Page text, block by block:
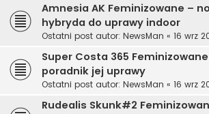
Amnesia AK Feminizowane –
hybryda do uprawy indoor
Ostatni post autor: NewsMan « 16 wrz
Super Costa 365
poradnik jej uprawy
Ostatni post autor: NewsMan « 16 wrz
Rudealis Skunk#2